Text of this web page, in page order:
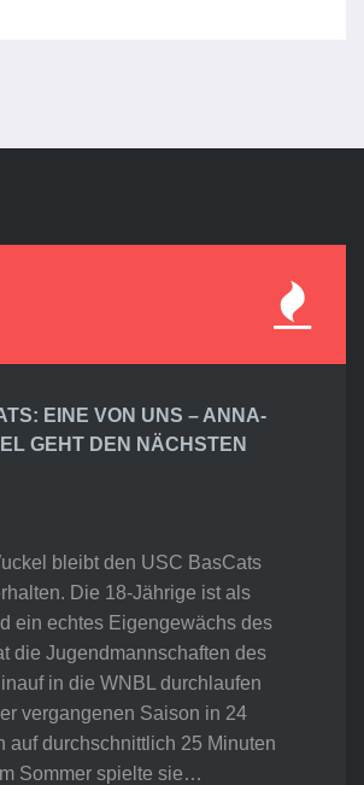
EINE VON UNS – ANNA-
GEHT DEN NÄCHSTEN
bleibt den USC BasCats
Die 18-Jährige ist als
ein echtes Eigengewächs des
die Jugendmannschaften des
in die WNBL durchlaufen
vergangenen Saison in 24
auf durchschnittlich 25 Minuten
Sommer spielte sie…